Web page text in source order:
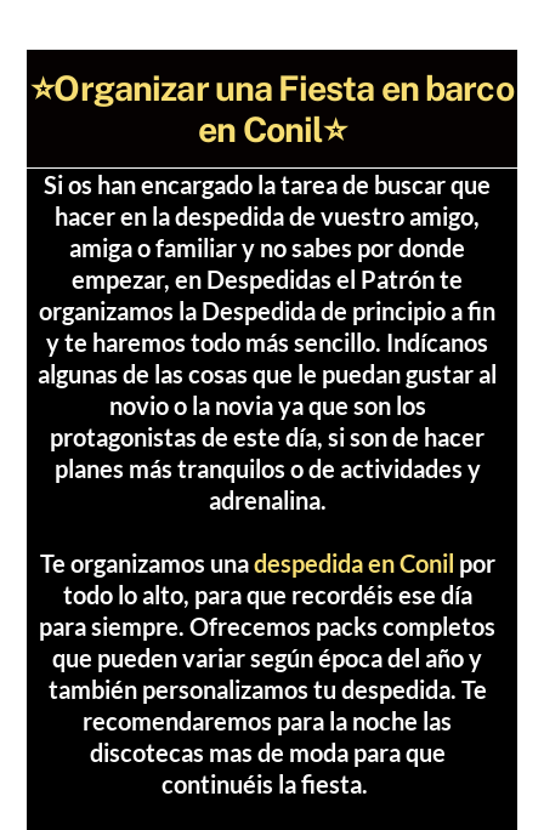
⭐Organizar una Fiesta en barco
en Conil⭐
Si os han encargado la tarea de buscar que
hacer en la despedida de vuestro amigo,
amiga o familiar y no sabes por donde
empezar, en Despedidas el Patrón te
organizamos la Despedida de principio a fin
y te haremos todo más sencillo. Indícanos
algunas de las cosas que le puedan gustar al
novio o la novia ya que son los
protagonistas de este día, si son de hacer
planes más tranquilos o de actividades y
adrenalina.
Te organizamos unadespedida en Conil por
todo lo alto, para que recordéis ese día
para siempre. Ofrecemos packs completos
que pueden variar según época del año y
también personalizamos tu despedida. Te
recomendaremos para la noche las
discotecas mas de moda para que
continuéis la fiesta.